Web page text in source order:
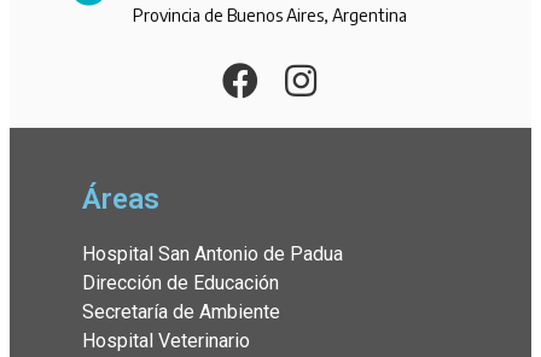
Provincia de Buenos Aires, Argentina
Áreas
Hospital San Antonio de Padua
Dirección de Educación
Secretaría de Ambiente
Hospital Veterinario